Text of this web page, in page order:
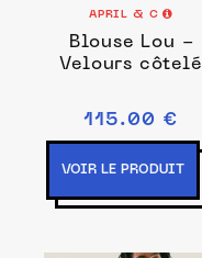
APRIL & C
Blouse Lou -
Velours côtelé
115.00 €
VOIR LE PRODUIT